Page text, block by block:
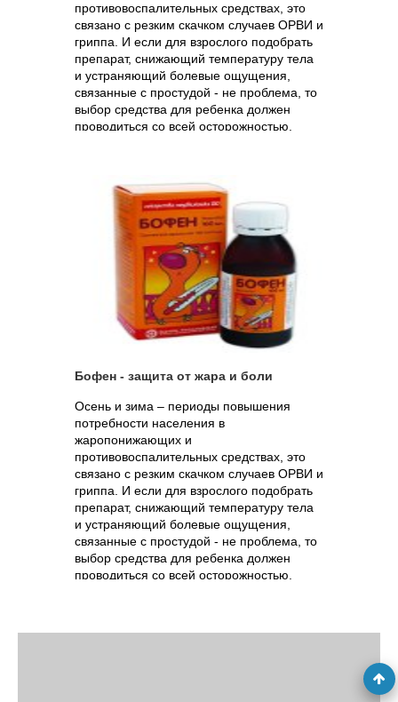
противовоспалительных средствах, это
связано с резким скачком случаев ОРВИ и
гриппа. И если для взрослого подобрать
препарат, снижающий температуру тела
и устраняющий болевые ощущения,
связанные с простудой - не проблема, то
выбор средства для ребенка должен
проводиться со всей осторожностью.
заболевания.
Бофен - защита от жара и боли
Осень и зима – периоды повышения
потребности населения в
жаропонижающих и
противовоспалительных средствах, это
связано с резким скачком случаев ОРВИ и
гриппа. И если для взрослого подобрать
препарат, снижающий температуру тела
и устраняющий болевые ощущения,
связанные с простудой - не проблема, то
выбор средства для ребенка должен
проводиться со всей осторожностью.